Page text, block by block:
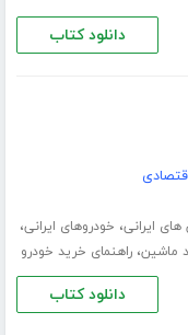
دانلود کتاب
ایرانی، خودروهای ایرانی،
ماشین،راهنمای خرید خودرو
دانلود کتاب